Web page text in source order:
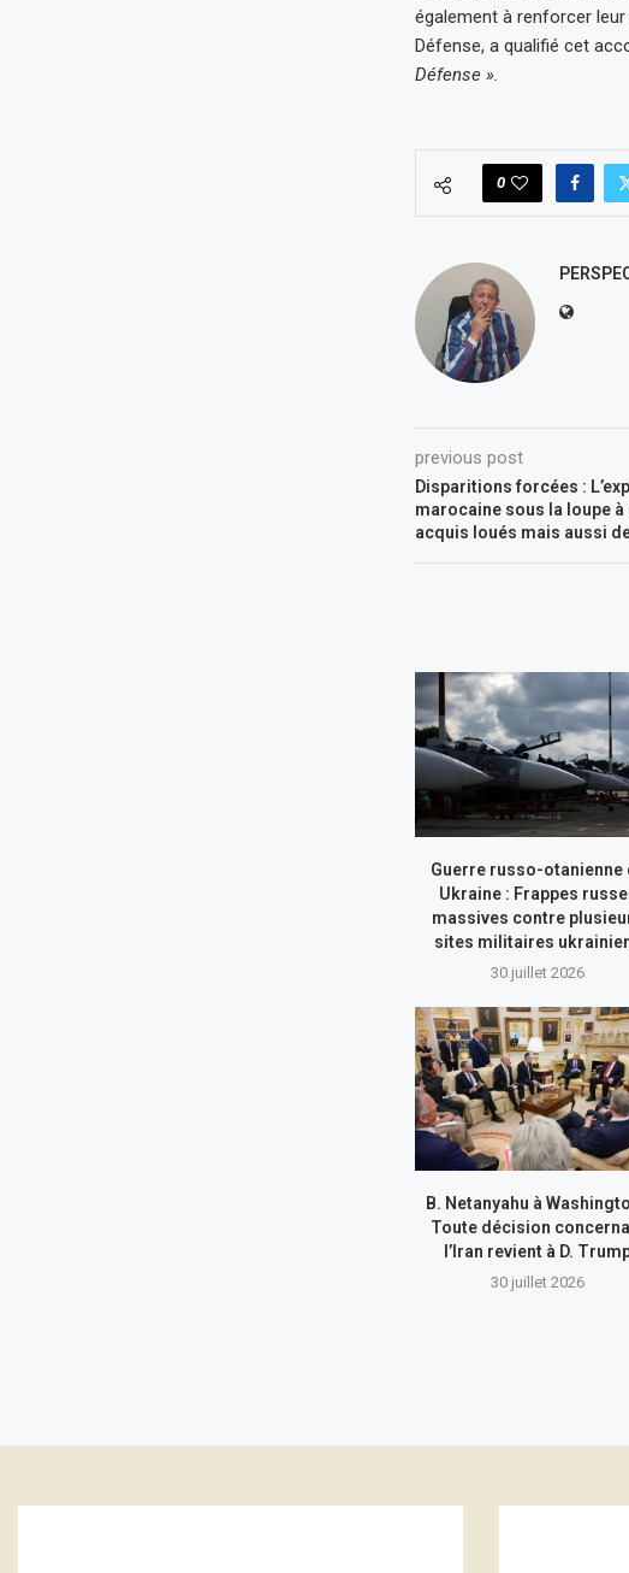
également à renforcer leur
Défense, a qualifié cet
Défense ».
0
previous post
Disparitions forcées :
marocaine sous la loupe à
acquis loués mais aussi
Guerre russo-otanienne
Ukraine : Frappes
massives contre
sites militaires
30 juillet 2026
B. Netanyahu à
Toute décision
l’Iran revient à D.
30 juillet 2026